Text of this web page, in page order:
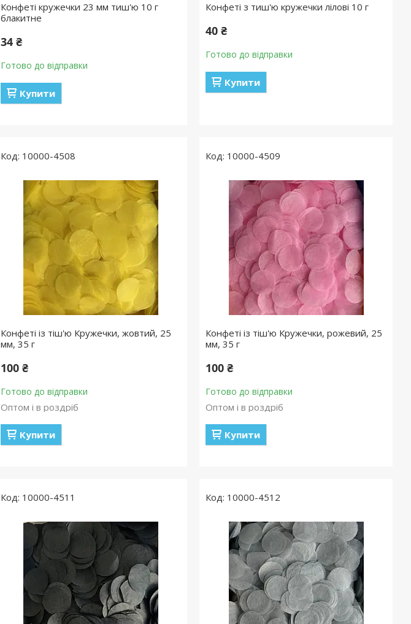
Конфеті кружечки 23 мм тиш'ю 10 г
блакитне
34 ₴
Готово до відправки
Купити
Конфеті з тиш'ю кружечки лілові 10 г
40 ₴
Готово до відправки
Купити
10000-4508
Конфеті із тіш'ю Кружечки, жовтий, 25
мм, 35 г
100 ₴
Готово до відправки
Оптом і в роздріб
Купити
10000-4509
Конфеті із тіш'ю Кружечки, рожевий, 25
мм, 35 г
100 ₴
Готово до відправки
Оптом і в роздріб
Купити
10000-4511 10000-4512